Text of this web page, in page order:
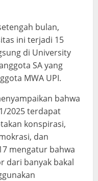
bulan,
ini terjadi 15
di University
SA yang
MWA UPI.
bahwa
2025 terdapat
konspirasi,
dan
mengatur bahwa
dari banyak bakal